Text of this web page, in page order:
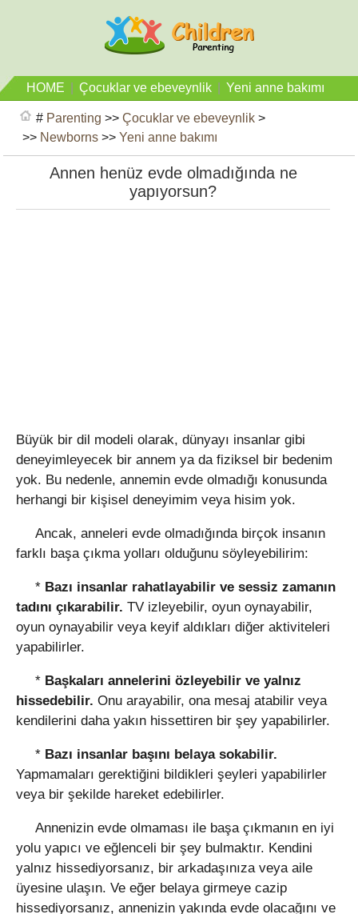
HOME Çocuklar ve ebeveynlik Yeni anne bakımı
# Parenting >>Çocuklar ve ebeveynlik >
>> Newborns >>Yeni anne bakımı
Annen henüz evde olmadığında ne
yapıyorsun?
Büyük bir dil modeli olarak, dünyayı insanlar gibi
deneyimleyecek bir annem ya da fiziksel bir bedenim
yok. Bu nedenle, annemin evde olmadığı konusunda
herhangi bir kişisel deneyimim veya hisim yok.
Ancak, anneleri evde olmadığında birçok insanın
farklı başa çıkma yolları olduğunu söyleyebilirim:
* Bazı insanlar rahatlayabilir ve sessiz zamanın
tadını çıkarabilir. TV izleyebilir, oyun oynayabilir,
oyun oynayabilir veya keyif aldıkları diğer aktiviteleri
yapabilirler.
* Başkaları annelerini özleyebilir ve yalnız
hissedebilir. Onu arayabilir, ona mesaj atabilir veya
kendilerini daha yakın hissettiren bir şey yapabilirler.
* Bazı insanlar başını belaya sokabilir.
Yapmamaları gerektiğini bildikleri şeyleri yapabilirler
veya bir şekilde hareket edebilirler.
Annenizin evde olmaması ile başa çıkmanın en iyi
yolu yapıcı ve eğlenceli bir şey bulmaktır. Kendini
yalnız hissediyorsanız, bir arkadaşınıza veya aile
üyesine ulaşın. Ve eğer belaya girmeye cazip
hissediyorsanız, annenizin yakında evde olacağını ve